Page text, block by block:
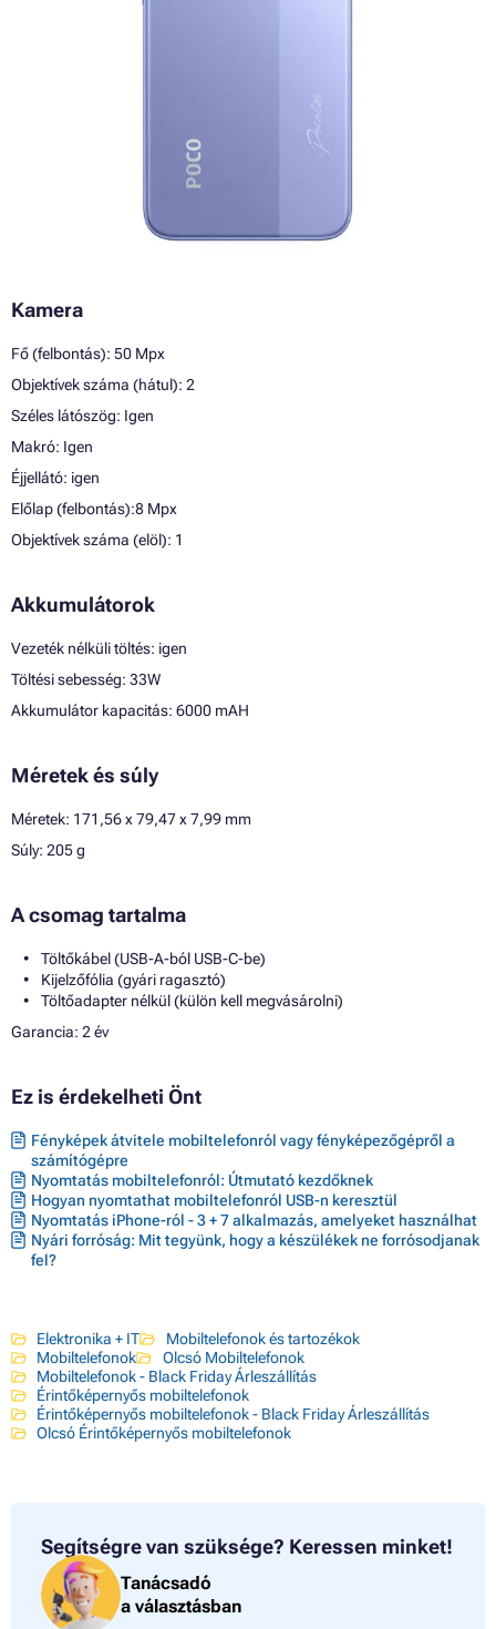
Kamera
Fő (felbontás): 50 Mpx
Objektívek száma (hátul): 2
Széles látószög: Igen
Makró: Igen
Éjjellátó: igen
Előlap (felbontás):8 Mpx
Objektívek száma (elöl): 1
Akkumulátorok
Vezeték nélküli töltés: igen
Töltési sebesség: 33W
Akkumulátor kapacitás: 6000 mAH
Méretek és súly
Méretek: 171,56 x 79,47 x 7,99 mm
Súly: 205 g
A csomag tartalma
Töltőkábel (USB-A-ból USB-C-be)
Kijelzőfólia (gyári ragasztó)
Töltőadapter nélkül (külön kell megvásárolni)
Garancia: 2 év
Ez is érdekelheti Önt
Fényképek átvitele mobiltelefonról vagy fényképezőgépről a
számítógépre
Nyomtatás mobiltelefonról: Útmutató kezdőknek
Hogyan nyomtathat mobiltelefonról USB-n keresztül
Nyomtatás iPhone-ról - 3 + 7 alkalmazás, amelyeket használhat
Nyári forróság: Mit tegyünk, hogy a készülékek ne forrósodjanak
fel?
Elektronika + IT
Mobiltelefonok és tartozékok
Mobiltelefonok
Olcsó Mobiltelefonok
Mobiltelefonok - Black Friday Árleszállítás
Érintőképernyős mobiltelefonok
Érintőképernyős mobiltelefonok - Black Friday Árleszállítás
Olcsó Érintőképernyős mobiltelefonok
Segítségre van szüksége? Keressen minket!
Tanácsadó
a választásban